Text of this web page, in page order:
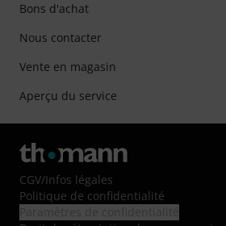
Bons d'achat
Nous contacter
Vente en magasin
Aperçu du service
CGV/Infos légales
Politique de confidentialité